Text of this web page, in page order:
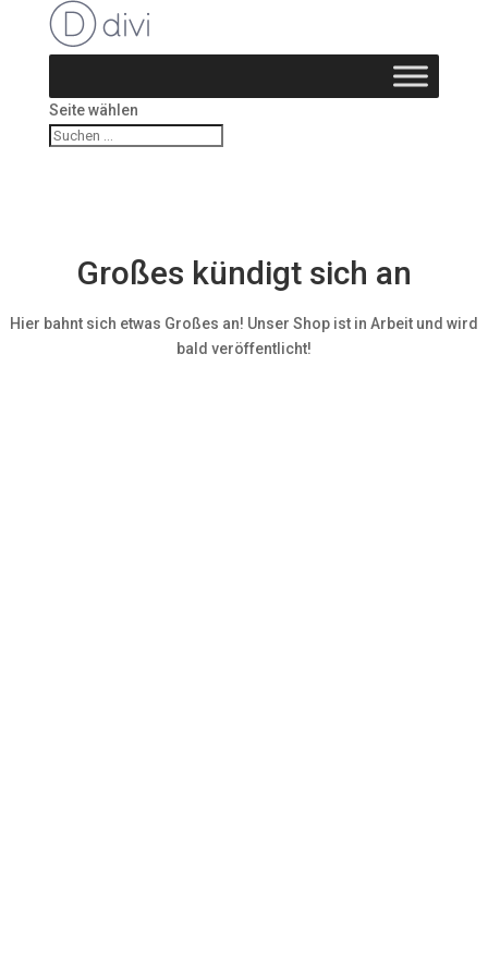
Seite wählen
Großes kündigt sich an
Hier bahnt sich etwas Großes an! Unser Shop ist in Arbeit und wird
bald veröffentlicht!